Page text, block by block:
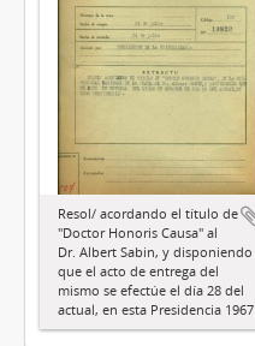
Resol/ acordando el título de
"Doctor Honoris Causa" al
Dr. Albert Sabin, y disponiendo
que el acto de entrega del
mismo se efectúe el día 28 del
actual, en esta Presidencia 1967